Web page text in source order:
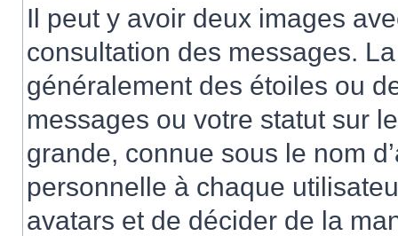
Il peut y avoir deux images
consultation des messages.
généralement des étoiles ou
messages ou votre statut sur
grande, connue sous le nom
personnelle à chaque
avatars et de décider de la